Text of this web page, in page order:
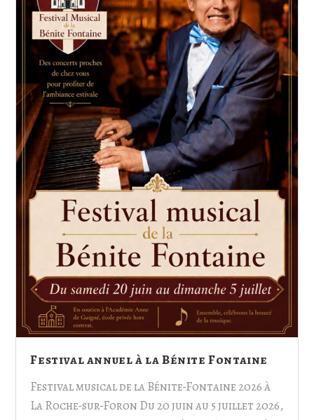
Festival annuel à la Bénite Fontaine
Festival musical de la Bénite-Fontaine 2026 à
La Roche-sur-Foron Du 20 juin au 5 juillet 2026,